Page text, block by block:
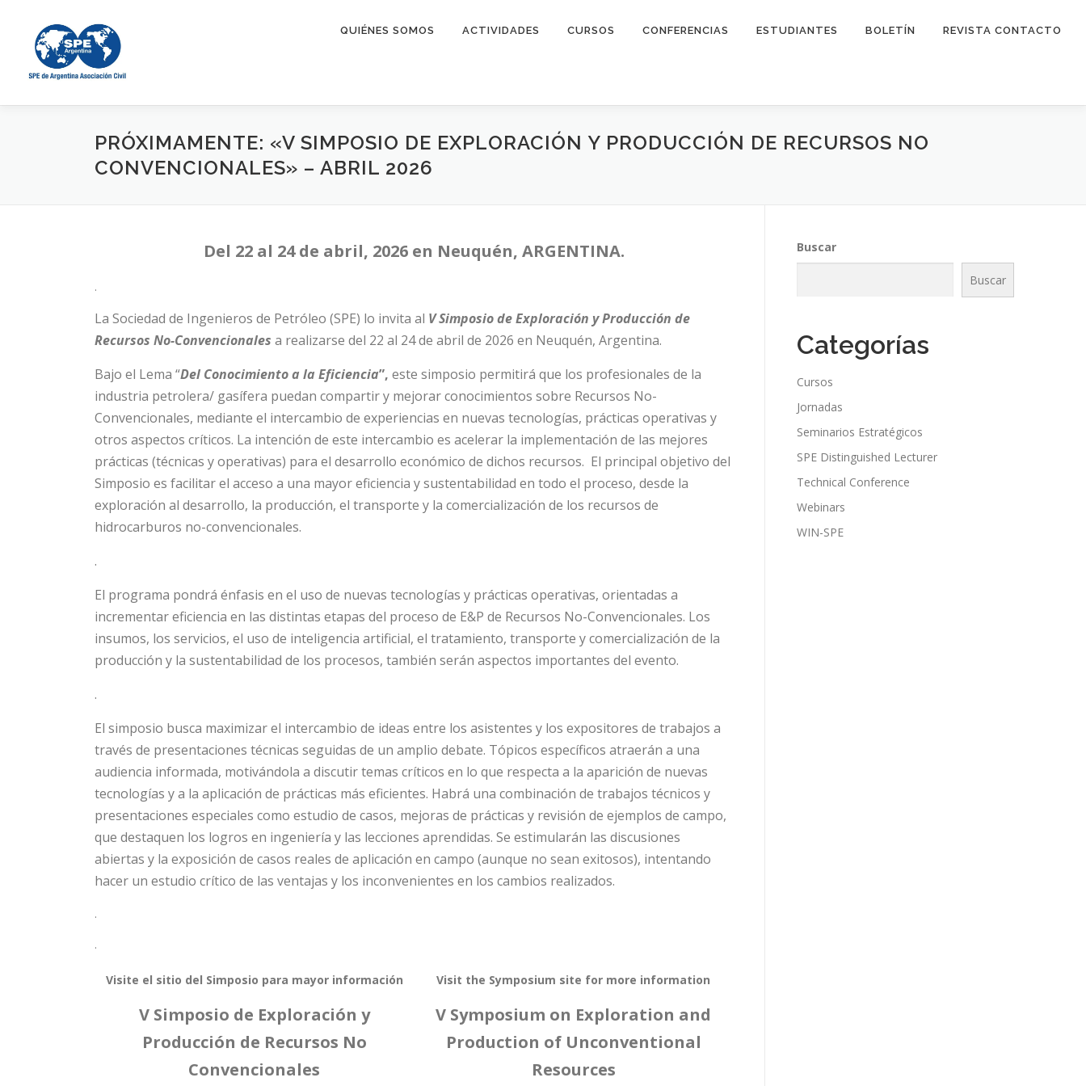
contenido
QUIÉNES SOMOS ACTIVIDADES CURSOS CONFERENCIAS ESTUDIANTES BOLETÍN REVISTA CONTACTO
PRÓXIMAMENTE: «V SIMPOSIO DE EXPLORACIÓN Y PRODUCCIÓN DE RECURSOS NO
CONVENCIONALES» – ABRIL 2026
Del 22 al 24 de abril, 2026 en Neuquén, ARGENTINA.
.
La Sociedad de Ingenieros de Petróleo (SPE) lo invita al V Simposio de Exploración y Producción de
Recursos No-Convencionales a realizarse del 22 al 24 de abril de 2026 en Neuquén, Argentina.
Bajo el Lema “Del Conocimiento a la Eficiencia”, este simposio permitirá que los profesionales de la
industria petrolera/ gasífera puedan compartir y mejorar conocimientos sobre Recursos No-
Convencionales, mediante el intercambio de experiencias en nuevas tecnologías, prácticas operativas y
otros aspectos críticos. La intención de este intercambio es acelerar la implementación de las mejores
prácticas (técnicas y operativas) para el desarrollo económico de dichos recursos. El principal objetivo del
Simposio es facilitar el acceso a una mayor eficiencia y sustentabilidad en todo el proceso, desde la
exploración al desarrollo, la producción, el transporte y la comercialización de los recursos de
hidrocarburos no-convencionales.
.
El programa pondrá énfasis en el uso de nuevas tecnologías y prácticas operativas, orientadas a
incrementar eficiencia en las distintas etapas del proceso de E&P de Recursos No-Convencionales. Los
insumos, los servicios, el uso de inteligencia artificial, el tratamiento, transporte y comercialización de la
producción y la sustentabilidad de los procesos, también serán aspectos importantes del evento.
.
El simposio busca maximizar el intercambio de ideas entre los asistentes y los expositores de trabajos a
través de presentaciones técnicas seguidas de un amplio debate. Tópicos específicos atraerán a una
audiencia informada, motivándola a discutir temas críticos en lo que respecta a la aparición de nuevas
tecnologías y a la aplicación de prácticas más eficientes. Habrá una combinación de trabajos técnicos y
presentaciones especiales como estudio de casos, mejoras de prácticas y revisión de ejemplos de campo,
que destaquen los logros en ingeniería y las lecciones aprendidas. Se estimularán las discusiones
abiertas y la exposición de casos reales de aplicación en campo (aunque no sean exitosos), intentando
hacer un estudio crítico de las ventajas y los inconvenientes en los cambios realizados.
.
.
Visite el sitio del Simposio para mayor información
V Simposio de Exploración y
Producción de Recursos No
Convencionales
Visit the Symposium site for more information
V Symposium on Exploration and
Production of Unconventional
Resources
Buscar
Buscar
Categorías
Cursos
Jornadas
Seminarios Estratégicos
SPE Distinguished Lecturer
Technical Conference
Webinars
WIN-SPE